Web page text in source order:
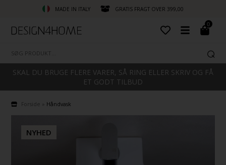
MADE IN ITALY GRATIS FRAGT OVER 399,00
0
SKAL DU BRUGE FLERE VARER, SÅ RING ELLER SKRIV OG FÅ
ET GODT TILBUD
Forside Håndvask
NYHED